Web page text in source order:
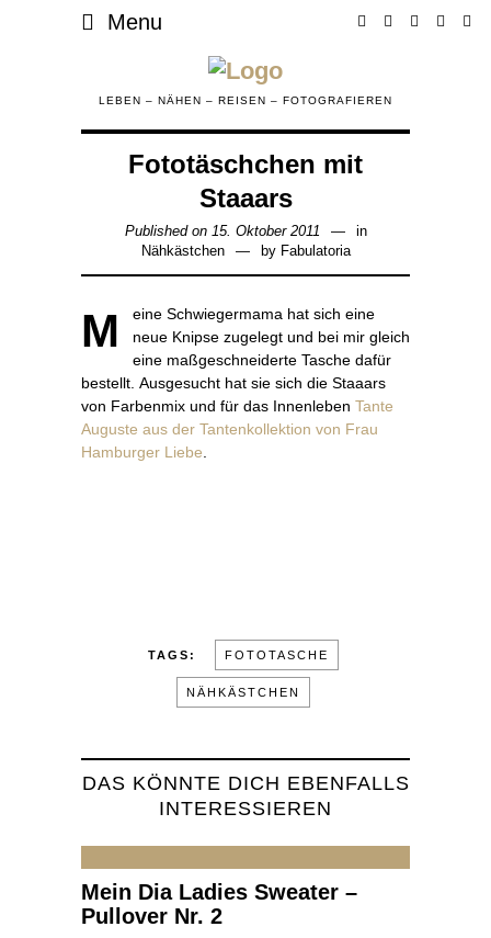
Menu
LEBEN – NÄHEN – REISEN – FOTOGRAFIEREN
Fototäschchen mit
Staaars
Published on 15. Oktober 2011 31.
Januar
2017
in
Nähkästchen
by Fabulatoria
Meine Schwiegermama hat sich eine
neue Knipse zugelegt und bei mir gleich
eine maßgeschneiderte Tasche dafür
bestellt. Ausgesucht hat sie sich die Staaars
von Farbenmix und für das Innenleben Tante
Auguste aus der Tantenkollektion von Frau
Hamburger Liebe
TAGS: FOTOTASCHE
NÄHKÄSTCHEN
DAS KÖNNTE DICH EBENFALLS
INTERESSIEREN
Mein Dia Ladies Sweater –
Pullover Nr. 2